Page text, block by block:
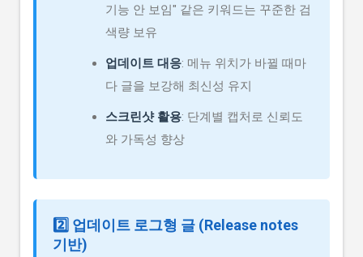
기능 안 보임" 같은 키워드는 꾸준한 검
색량 보유
업데이트 대응: 메뉴 위치가 바뀔 때마
다 글을 보강해 최신성 유지
스크린샷 활용: 단계별 캡처로 신뢰도
와 가독성 향상
2️⃣ 업데이트 로그형 글 (Release notes
기반)